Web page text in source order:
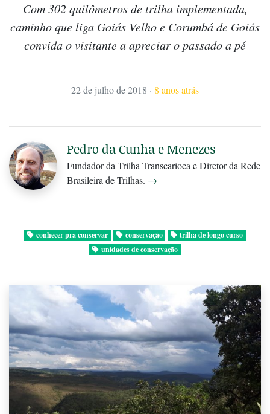
Com 302 quilômetros de trilha implementada,
caminho que liga Goiás Velho e Corumbá de Goiás
convida o visitante a apreciar o passado a pé
22 de julho de 2018 · 8 anos atrás
Pedro da Cunha e Menezes
Fundador da Trilha Transcarioca e Diretor da Rede
Brasileira de Trilhas. →
conhecer pra conservar conservação
trilha de longo curso
unidades de conservação